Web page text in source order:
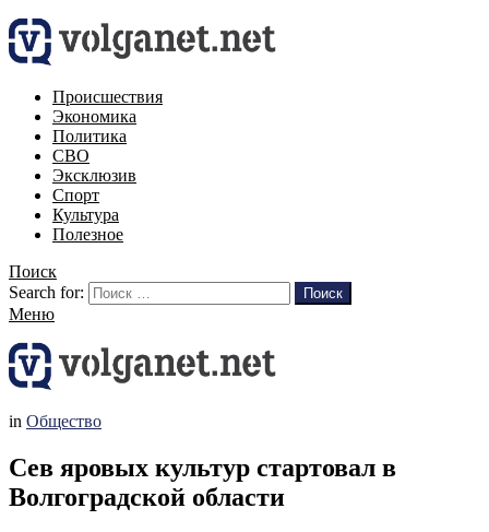
Происшествия
Экономика
Политика
СВО
Эксклюзив
Спорт
Культура
Полезное
Поиск
Search for:
Поиск
Меню
in Общество
Сев яровых культур стартовал в
Волгоградской области